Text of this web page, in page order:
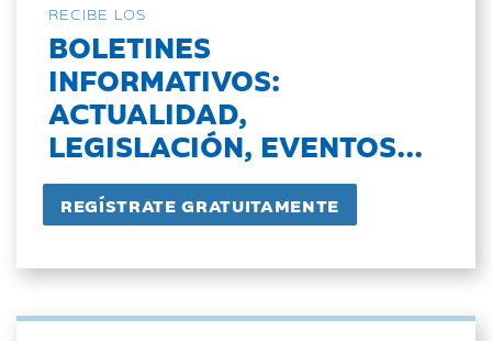
RECIBE LOS
BOLETINES
INFORMATIVOS:
ACTUALIDAD,
LEGISLACIÓN, EVENTOS...